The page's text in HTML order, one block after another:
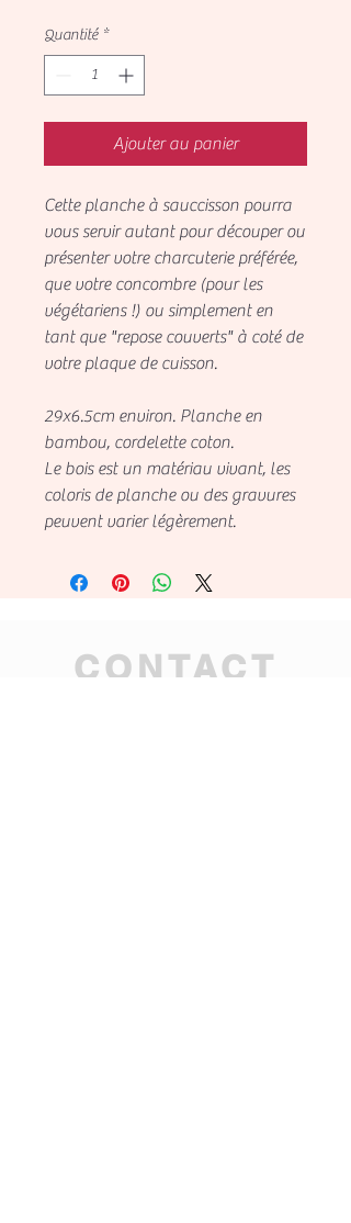
Quantité *
Ajouter au panier
Cette planche à sauccisson pourra
vous servir autant pour découper ou
présenter votre charcuterie préférée,
que votre concombre (pour les
végétariens !) ou simplement en
tant que "repose couverts" à coté de
votre plaque de cuisson.
29x6.5cm environ. Planche en
bambou, cordelette coton.
Le bois est un matériau vivant, les
coloris de planche ou des gravures
peuvent varier légèrement.
CONTACT